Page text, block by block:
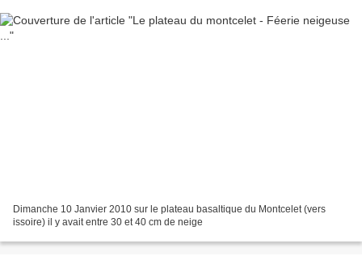
Dimanche 10 Janvier 2010 sur le plateau basaltique du Montcelet (vers
issoire) il y avait entre 30 et 40 cm de neige